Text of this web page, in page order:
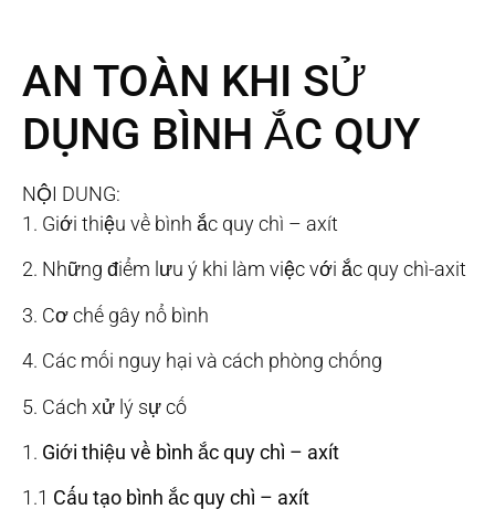
AN TOÀN KHI SỬ
DỤNG BÌNH ẮC QUY
NỘI DUNG:
1. Giới thiệu về bình ắc quy chì – axít
2. Những điểm lưu ý khi làm việc với ắc quy chì-axit
3. Cơ chế gây nổ bình
4. Các mối nguy hại và cách phòng chống
5. Cách xử lý sự cố
1. Giới thiệu về bình ắc quy chì – axít
1.1 Cấu tạo bình ắc quy chì – axít